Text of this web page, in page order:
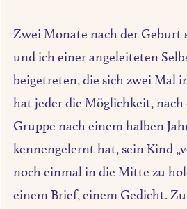
Zwei Monate nach der Geburt
und ich einer angeleiteten
beigetreten, die sich zwei
hat jeder die Möglichkeit, nach
Gruppe nach einem halben
kennengelernt hat, sein Kind
noch einmal in die Mitte zu
einem Brief, einem Gedicht.